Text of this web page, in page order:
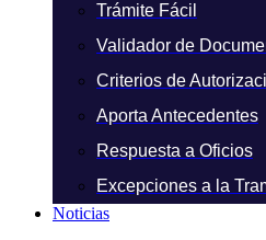
Trámite Fácil
Validador de
Criterios de
Aporta Antecedentes
Respuesta a Oficios
Excepciones a la
Noticias